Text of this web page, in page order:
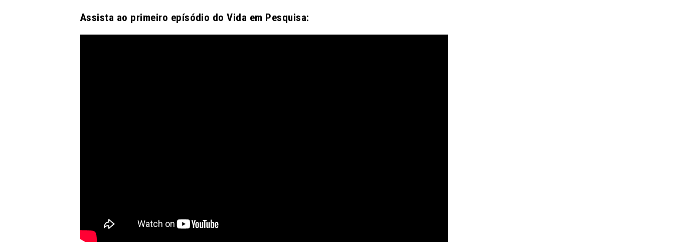
Assista ao primeiro epísódio do Vida em Pesquisa: